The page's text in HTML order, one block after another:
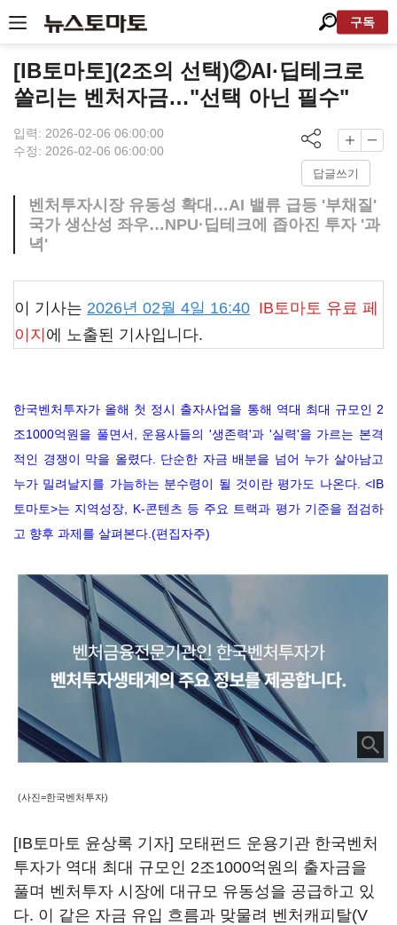
구독
[IB토마토](2조의 선택)②AI·딥테크로
쏠리는 벤처자금…"선택 아닌 필수"
입력: 2026-02-06 06:00:00
수정: 2026-02-06 06:00:00
답글쓰기
벤처투자시장 유동성 확대…AI 밸류 급등 '부채질'
국가 생산성 좌우…NPU·딥테크에 좁아진 투자 '과
녁'
이 기사는 2026년 02월 4일 16:40 IB토마토 유료 페
이지 에 노출된 기사입니다.
한국벤처투자가 올해 첫 정시 출자사업을 통해 역대 최대 규모인 2
조1000억원을 풀면서, 운용사들의 '생존력'과 '실력'을 가르는 본격
적인 경쟁이 막을 올렸다. 단순한 자금 배분을 넘어 누가 살아남고
누가 밀려날지를 가늠하는 분수령이 될 것이란 평가도 나온다. <IB
토마토>는 지역성장, K-콘텐츠 등 주요 트랙과 평가 기준을 점검하
고 향후 과제를 살펴본다.(편집자주)
(사진=한국벤처투자)
[IB토마토 윤상록 기자] 모태펀드 운용기관 한국벤처
투자가 역대 최대 규모인 2조1000억원의 출자금을
풀며 벤처투자 시장에 대규모 유동성을 공급하고 있
다. 이 같은 자금 유입 흐름과 맞물려 벤처캐피탈(V